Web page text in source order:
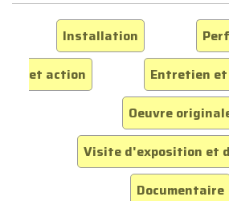
Installation
et action
Entretien
Oeuvre
Visite d'exposition et
Documentaire